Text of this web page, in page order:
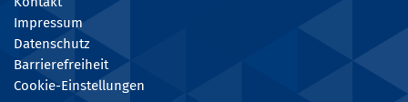
Impressum
Datenschutz
Barrierefreiheit
Cookie-Einstellungen